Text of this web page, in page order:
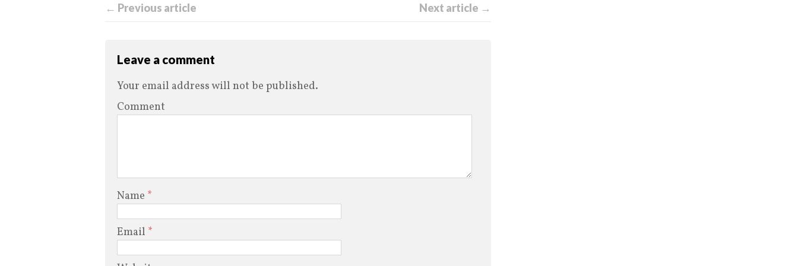
← Previous article Next article →
Leave a comment
Your email address will not be published.
Comment
Name *
Email *